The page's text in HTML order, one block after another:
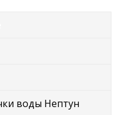
воды Нептун